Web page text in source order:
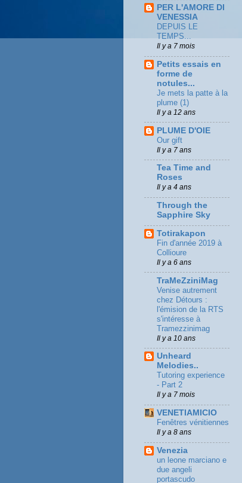
PER L'AMORE DI
VENESSIA
DEPUIS LE
TEMPS...
Il y a 7 mois
Petits essais en
forme de
notules...
Je mets la patte à la
plume (1)
Il y a 12 ans
PLUME D'OIE
Our gift
Il y a 7 ans
Tea Time and
Roses
Il y a 4 ans
Through the
Sapphire Sky
Totirakapon
Fin d'année 2019 à
Collioure
Il y a 6 ans
TraMeZziniMag
Venise autrement
chez Détours :
l'émision de la RTS
s'intéresse à
Tramezzinimag
Il y a 10 ans
Unheard
Melodies..
Tutoring experience
- Part 2
Il y a 7 mois
VENETIAMICIO
Fenêtres vénitiennes
Il y a 8 ans
Venezia
un leone marciano e
due angeli
portascudo